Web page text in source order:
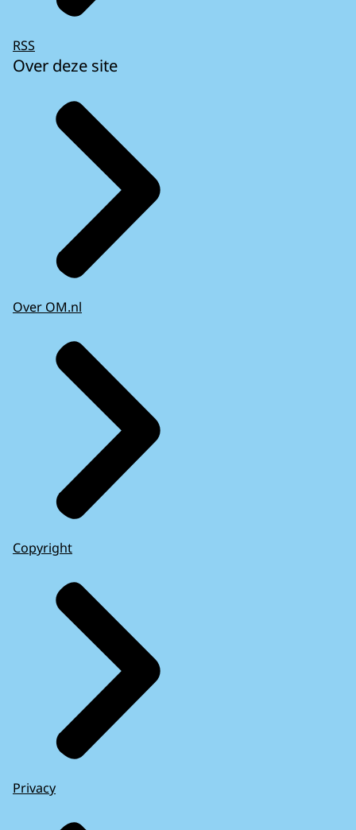
RSS
Over deze site
Over OM.nl
Copyright
Privacy